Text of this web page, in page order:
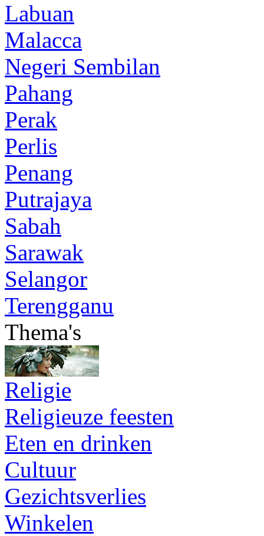
Labuan
Malacca
Negeri Sembilan
Pahang
Perak
Perlis
Penang
Putrajaya
Sabah
Sarawak
Selangor
Terengganu
Thema's
Religie
Religieuze feesten
Eten en drinken
Cultuur
Gezichtsverlies
Winkelen